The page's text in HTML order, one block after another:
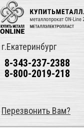
г.Екатеринбург
8-343-237-2388
8-800-2019-218
Перезвонить Вам?